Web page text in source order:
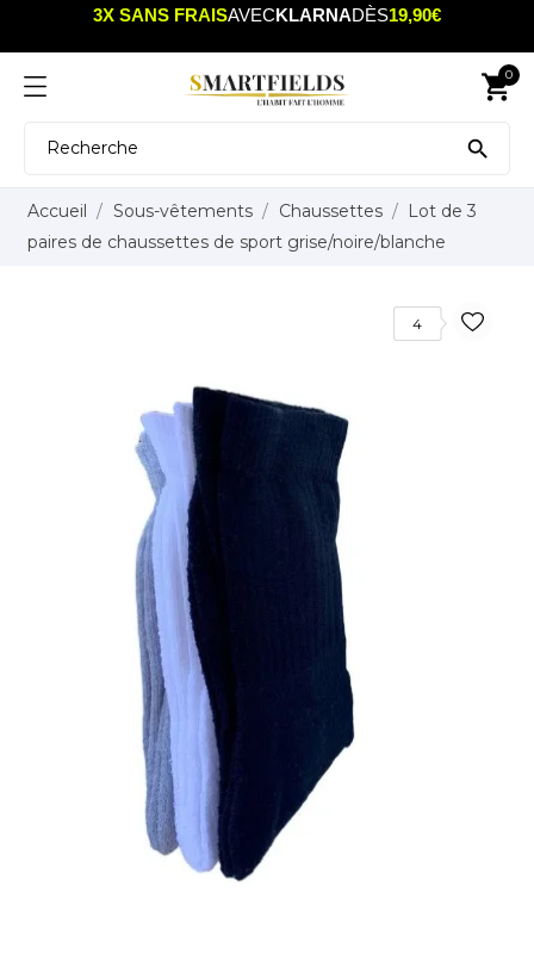
3X SANS FRAISAVECKLARNADÈS19,90€
shopping_cart
0

Accueil Sous-vêtements Chaussettes
Lot de 3
paires de chaussettes de sport grise/noire/blanche
4